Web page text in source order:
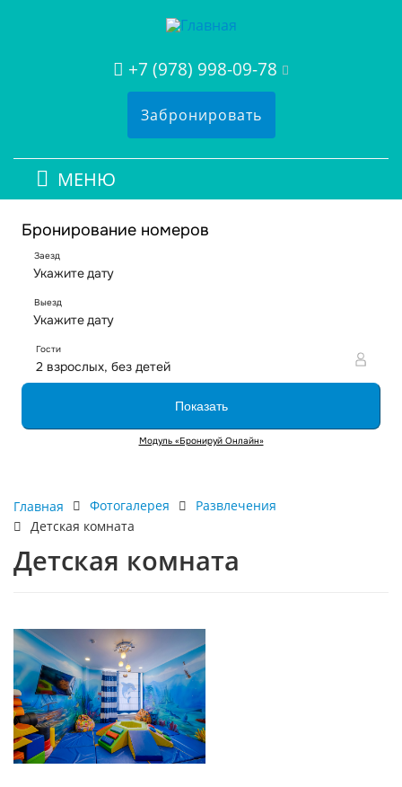
+7 (978) 998-09-78
Забронировать
МЕНЮ
Главная Фотогалерея
Развлечения
Детская комната
Детская комната